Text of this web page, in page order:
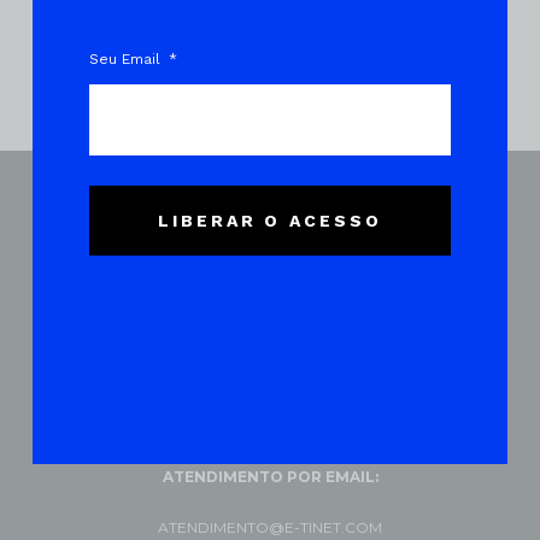
ATENDIMENTO POR EMAIL:
ATENDIMENTO@E-TINET.COM
Seu Email
LIBERAR O ACESSO